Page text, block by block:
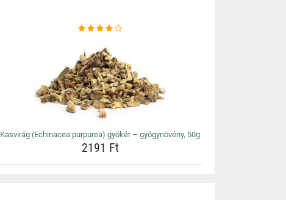
Kasvirág (Echinacea purpurea) gyökér – gyógynövény, 50g
2191 Ft